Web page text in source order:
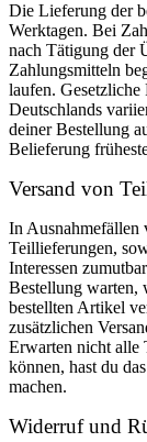
Die Lieferung der
Werktagen. Bei
nach Tätigung der
Zahlungsmitteln
laufen. Gesetzliche
Deutschlands
deiner Bestellung
Belieferung
Versand von
In Ausnahmefällen
Teillieferungen,
Interessen
Bestellung warten,
bestellten Artikel
zusätzlichen
Erwarten nicht alle
können, hast du
machen.
Widerruf und